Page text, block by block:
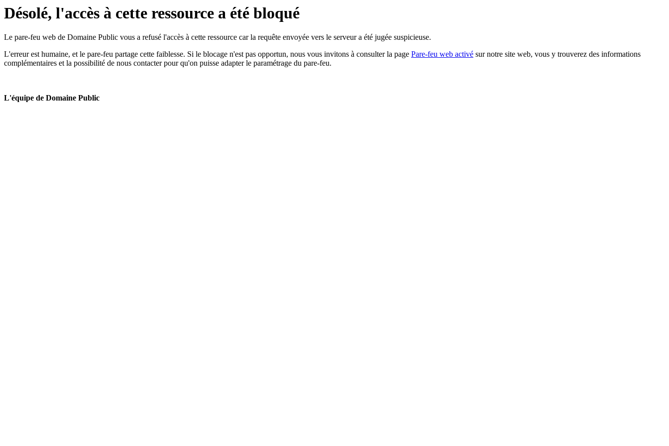
Désolé, l'accès à cette ressource a été bloqué
Le pare-feu web de Domaine Public vous a refusé l'accès à cette ressource car la requête envoyée vers le serveur a été jugée suspicieuse.
L'erreur est humaine, et le pare-feu partage cette faiblesse. Si le blocage n'est pas opportun, nous vous invitons à consulter la page Pare-feu web activé sur notre site web, vous y trouverez des informations
complémentaires et la possibilité de nous contacter pour qu'on puisse adapter le paramétrage du pare-feu.
L'équipe de Domaine Public